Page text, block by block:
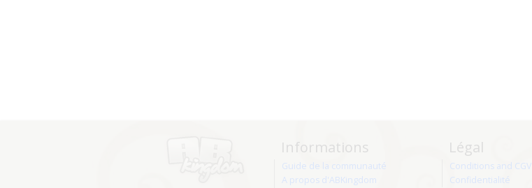
Informations
Guide de la communauté
A propos d'ABKingdom
Légal
Conditions and CGV
Confidentialité